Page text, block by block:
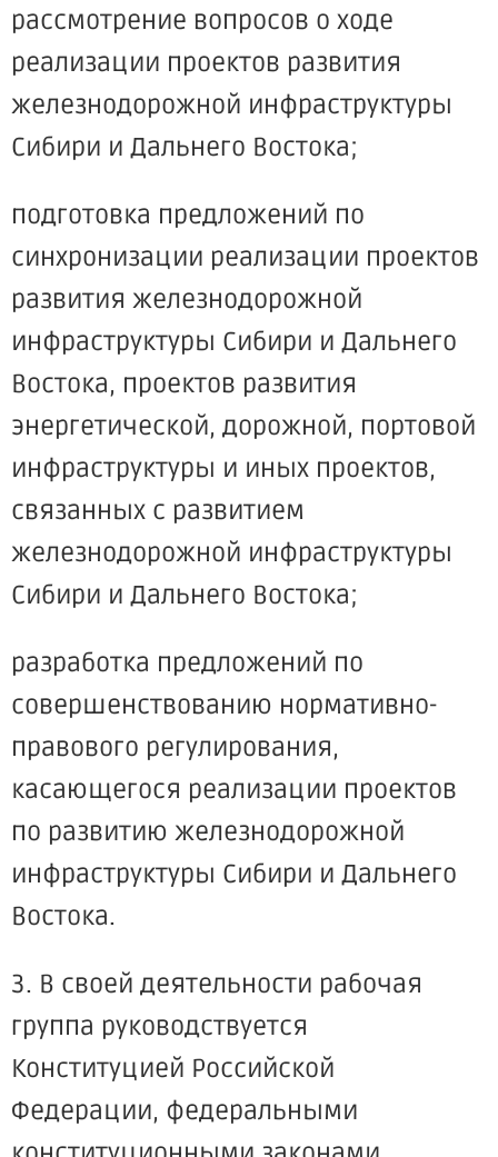
рассмотрение вопросов о ходе
реализации проектов развития
железнодорожной инфраструктуры
Сибири и Дальнего Востока;
подготовка предложений по
синхронизации реализации проектов
развития железнодорожной
инфраструктуры Сибири и Дальнего
Востока, проектов развития
энергетической, дорожной, портовой
инфраструктуры и иных проектов,
связанных с развитием
железнодорожной инфраструктуры
Сибири и Дальнего Востока;
разработка предложений по
совершенствованию нормативно-
правового регулирования,
касающегося реализации проектов
по развитию железнодорожной
инфраструктуры Сибири и Дальнего
Востока.
3. В своей деятельности рабочая
группа руководствуется
Конституцией Российской
Федерации, федеральными